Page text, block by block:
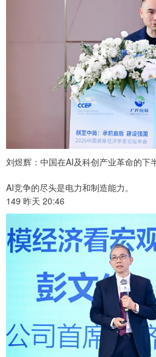
刘煜辉：中国在AI及科创产业革命的下
AI竞争的尽头是电力和制造能力。
149 昨天 20:46